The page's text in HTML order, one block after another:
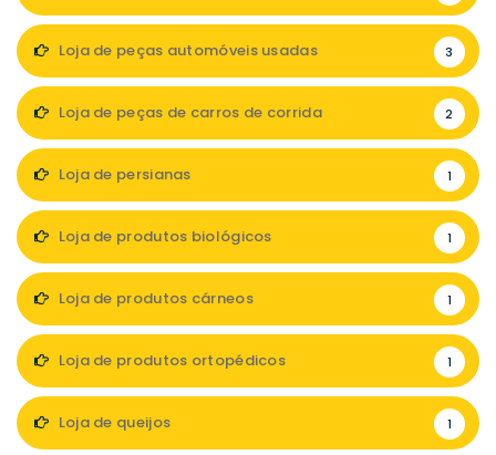
Loja de peças automóveis usadas 3
Loja de peças de carros de corrida 2
Loja de persianas 1
Loja de produtos biológicos 1
Loja de produtos cárneos 1
Loja de produtos ortopédicos 1
Loja de queijos 1